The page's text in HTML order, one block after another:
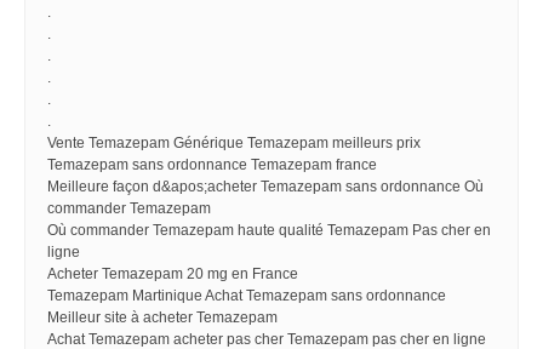
.
.
.
.
.
.
Vente Temazepam Générique Temazepam meilleurs prix
Temazepam sans ordonnance Temazepam france
Meilleure façon d&apos;acheter Temazepam sans ordonnance Où
commander Temazepam
Où commander Temazepam haute qualité Temazepam Pas cher en
ligne
Acheter Temazepam 20 mg en France
Temazepam Martinique Achat Temazepam sans ordonnance
Meilleur site à acheter Temazepam
Achat Temazepam acheter pas cher Temazepam pas cher en ligne